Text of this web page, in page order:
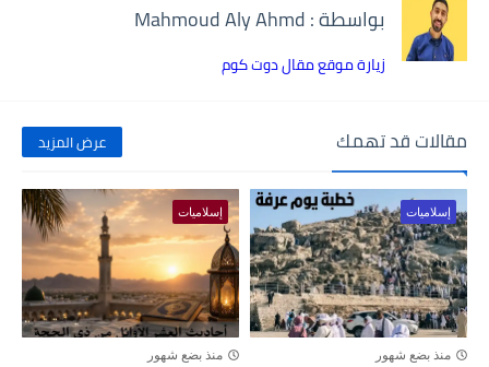
بواسطة : Mahmoud Aly Ahmd
زيارة موقع مقال دوت كوم
مقالات قد تهمك عرض المزيد
إسلاميات
منذ بضع شهور
إسلاميات
منذ بضع شهور